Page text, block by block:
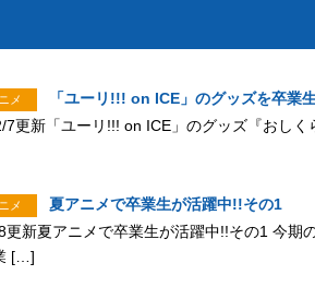
メ
「ユーリ!!! on ICE」のグッズを卒業
7更新「ユーリ!!! on ICE」のグッズ『おし
メ
夏アニメで卒業生が活躍中!!その1
更新夏アニメで卒業生が活躍中!!その1 今期
[…]